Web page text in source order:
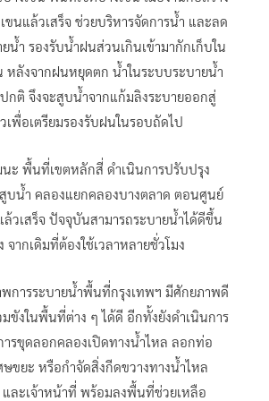
ขนแล้วเสร็จ ช่วยบริหารจัดการน้ำ และลด
ยน้ำ รองรับน้ำฝนส่วนเกินเข้ามากักเก็บใน
ลังจากฝนหยุดตก น้ำในระบบระบายน้ำ
กติ จึงจะสูบน้ำจากแก้มลิงระบายออกสู่
เพื่อเตรียมรองรับฝนในรอบถัดไป
ะ พื้นที่เขตหลักสี่ ดำเนินการปรับปรุง
บน้ำ คลองแยกคลองบางตลาด ตอนศูนย์
วเสร็จ ปัจจุบันสามารถระบายน้ำได้ดีขึ้น
จากเดิมที่ต้องใช้เวลาหลายชั่วโมง
การระบายน้ำพื้นที่กรุงเทพฯ มีศักยภาพดี
งในพื้นที่ต่าง ๆ ได้ดี อีกทั้งยังดำเนินการ
รขุดลอกคลองเปิดทางน้ำไหล ลอกท่อ
ขยะ หรือกำจัดสิ่งกีดขวางทางน้ำไหล
และเจ้าหน้าที่ พร้อมลงพื้นที่ช่วยเหลือ